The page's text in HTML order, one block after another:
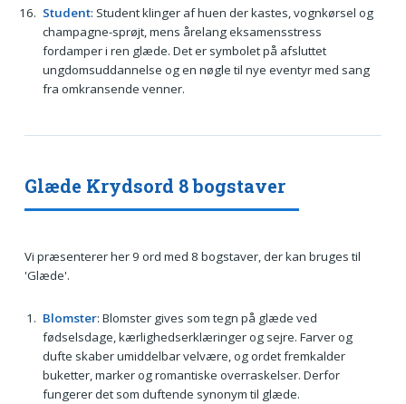
Student: Student klinger af huen der kastes, vognkørsel og
champagne-sprøjt, mens årelang eksamensstress
fordamper i ren glæde. Det er symbolet på afsluttet
ungdomsuddannelse og en nøgle til nye eventyr med sang
fra omkransende venner.
Glæde Krydsord 8 bogstaver
Vi præsenterer her 9 ord med 8 bogstaver, der kan bruges til
'Glæde'.
Blomster: Blomster gives som tegn på glæde ved
fødselsdage, kærlighedserklæringer og sejre. Farver og
dufte skaber umiddelbar velvære, og ordet fremkalder
buketter, marker og romantiske overraskelser. Derfor
fungerer det som duftende synonym til glæde.